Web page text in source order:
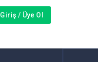
Giriş / Üye Ol